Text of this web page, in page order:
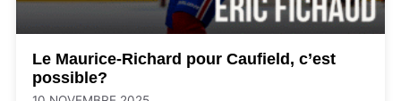
Le Maurice-Richard pour Caufield, c’est
possible?